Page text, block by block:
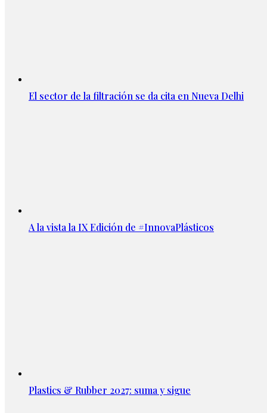
El sector de la filtración se da cita en Nueva Delhi
A la vista la IX Edición de #InnovaPlásticos
Plastics & Rubber 2027: suma y sigue